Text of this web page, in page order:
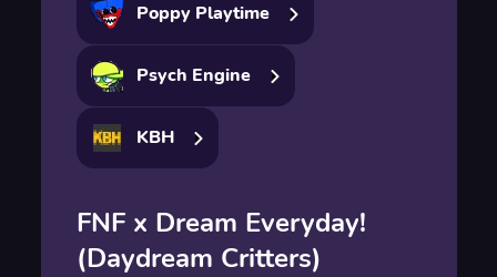
Poppy Playtime
Psych Engine
KBH
FNF x Dream Everyday!
(Daydream Critters)